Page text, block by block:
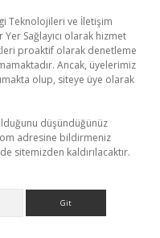
Teknolojileri ve İletişim
Sağlayıcı olarak hizmet
proaktif olarak denetleme
Ancak, üyelerimiz
olup, siteye üye olarak
düşündüğünüz
adresine bildirmeniz
sitemizden kaldırılacaktır.